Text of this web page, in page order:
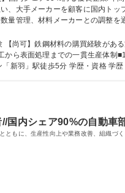
ーカーを顧客に国内トップクラスの
量管理、材料メーカーとの調整
、予測 ■材料メーカーとの定期的な
/月残業10時間/面接1回
車両用部品の中でも最も高い品質と精度が要求される、エンジン部品
から表面処理までの一貫生産体
めます。 【沿線】横浜市営地下鉄ブル
国内シェア90%の自動車
もに、生産性向上や業務改善、組織づく